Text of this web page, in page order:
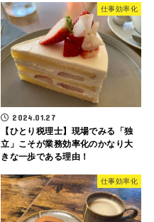
仕事効率化
2024.01.27
【ひとり税理士】現場でみる「独
立」こそが業務効率化のかなり大
きな一歩である理由！
仕事効率化